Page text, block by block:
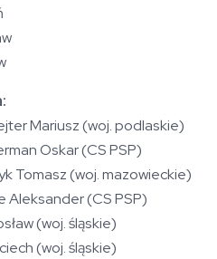
Mariusz (woj. podlaskie)
Oskar (CS PSP)
Tomasz (woj. mazowieckie)
Aleksander (CS PSP)
(woj. śląskie)
(woj. śląskie)